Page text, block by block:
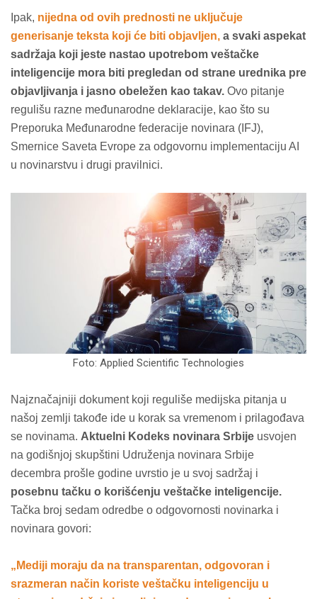
Ipak, nijedna od ovih prednosti ne uključuje
generisanje teksta koji će biti objavljen, a svaki aspekat
sadržaja koji jeste nastao upotrebom veštačke
inteligencije mora biti pregledan od strane urednika pre
objavljivanja i jasno obeležen kao takav. Ovo pitanje
regulišu razne međunarodne deklaracije, kao što su
Preporuka Međunarodne federacije novinara (IFJ),
Smernice Saveta Evrope za odgovornu implementaciju AI
u novinarstvu i drugi pravilnici.
Foto: Applied Scientific Technologies
Najznačajniji dokument koji reguliše medijska pitanja u
našoj zemlji takođe ide u korak sa vremenom i prilagođava
se novinama. Aktuelni Kodeks novinara Srbije usvojen
na godišnjoj skupštini Udruženja novinara Srbije
decembra prošle godine uvrstio je u svoj sadržaj i
posebnu tačku o korišćenju veštačke inteligencije.
Tačka broj sedam odredbe o odgovornosti novinarka i
novinara govori:
„Mediji moraju da na transparentan, odgovoran i
srazmeran način koriste veštačku inteligenciju u